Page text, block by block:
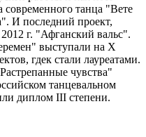
современного танца "Вете
И последний проект,
г. "Афганский вальс".
выступали на X
гдек стали лауреатами.
чувства"
танцевальном
диплом III степени.